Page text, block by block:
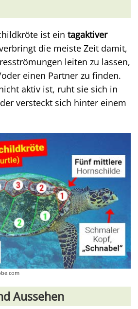
ist ein tagaktiver
die meiste Zeit damit,
leiten zu lassen,
einen Partner zu finden.
aktiv ist, ruht sie sich in
versteckt sich hinter einem
Aussehen